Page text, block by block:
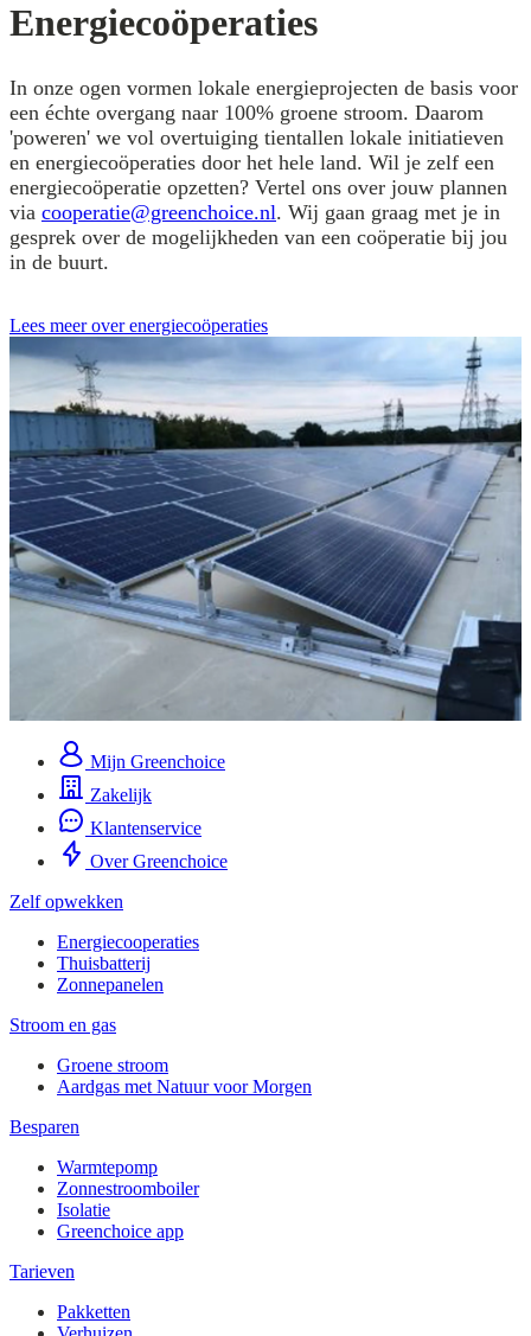
Energiecoöperaties
In onze ogen vormen lokale energieprojecten de basis voor
een échte overgang naar 100% groene stroom. Daarom
'poweren' we vol overtuiging tientallen lokale initiatieven
en energiecoöperaties door het hele land. Wil je zelf een
energiecoöperatie opzetten? Vertel ons over jouw plannen
via cooperatie@greenchoice.nl. Wij gaan graag met je in
gesprek over de mogelijkheden van een coöperatie bij jou
in de buurt.
Lees meer over energiecoöperaties
Mijn Greenchoice
Zakelijk
Klantenservice
Over Greenchoice
Zelf opwekken
Energiecooperaties
Thuisbatterij
Zonnepanelen
Stroom en gas
Groene stroom
Aardgas met Natuur voor Morgen
Besparen
Warmtepomp
Zonnestroomboiler
Isolatie
Greenchoice app
Tarieven
Pakketten